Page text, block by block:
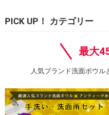
PICK UP！ カテゴリー
最大
人気ブランド洗面ボウル